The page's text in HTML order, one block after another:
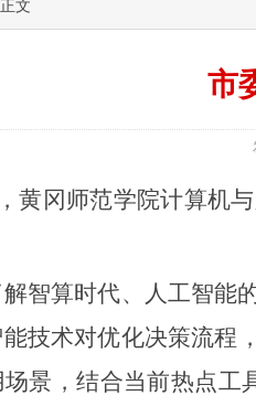
文
市
黄冈师范学院计算机
智算时代、人工智能
技术对优化决策流程
景，结合当前热点工